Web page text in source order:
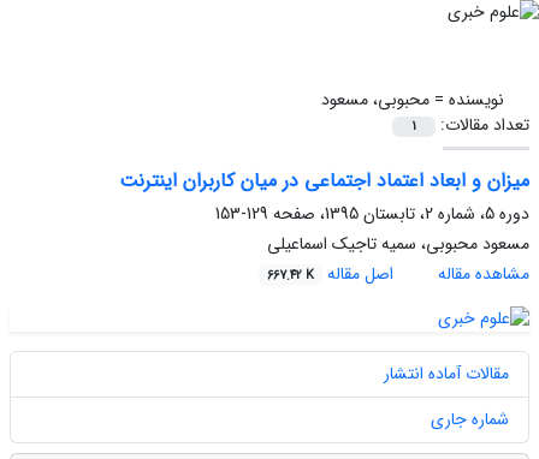
نویسنده =محبوبی، مسعود
تعداد مقالات:
1
میزان و ابعاد اعتماد اجتماعی در میان کاربران اینترنت
دوره 5، شماره 2، تابستان 1395، صفحه
129-153
مسعود محبوبی، سمیه تاجیک اسماعیلی
مشاهده مقاله
اصل مقاله 667.42 K
مقالات آماده انتشار
شماره جاری